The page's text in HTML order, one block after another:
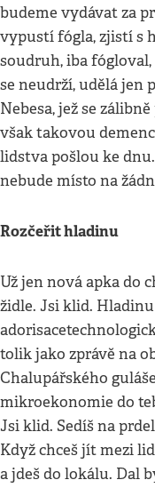
budeme vydávat za
vypustí fógla, zjistí s
soudruh, iba
se neudrží, udělá jen
Nebesa, jež se
však takovou
lidstva pošlou ke
nebude místo na
Rozčeřit hladinu
Už jen nová apka do
židle. Jsi klid.
tolik jako zprávě na
Chalupářského
mikroekonomie do
Jsi klid. Sedíš na
Když chceš jít mezi
a jdeš do lokálu. Dal